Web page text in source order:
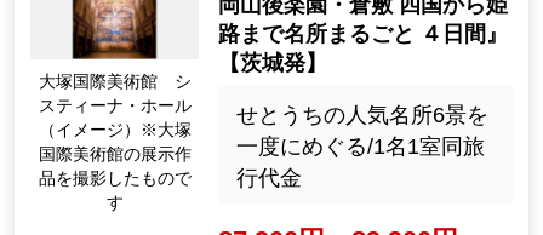
[Departure month]
September 2026, Oct.
"Otsuka Museum of Art, Nar